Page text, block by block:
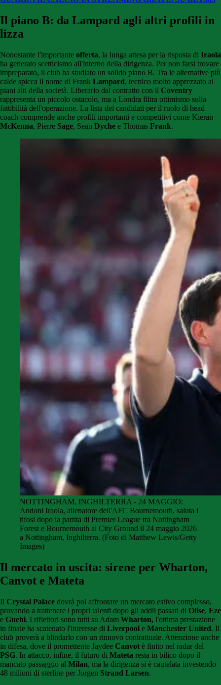
Il piano B: da Lampard agli altri profili in
lizza
Nonostante l'importante offerta, la lunga attesa per la risposta di Iraola
ha generato scetticismo all'interno della dirigenza. Per non farsi trovare
impreparato, il club ha studiato un solido piano B. Tra le alternative più
calde spicca il nome di Frank Lampard, tecnico molto apprezzato ai
piani alti della società. Liberarlo dal contratto con il Coventry
rappresenta un piccolo ostacolo, ma a Londra filtra ottimismo sulla
fattibilità dell'operazione. La lista dei candidati per il ruolo di head
coach comprende anche profili importanti e competitivi come Kieran
McKenna, Pierre Sage, Sean Dyche e Thomas Frank.
NOTTINGHAM, INGHILTERRA - 24 MAGGIO:
Andoni Iraola, allenatore dell'AFC Bournemouth, saluta i
tifosi dopo la partita di Premier League tra Nottingham
Forest e Bournemouth al City Ground il 24 maggio 2026
a Nottingham, Inghilterra. (Foto di Matthew Lewis/Getty
Images)
Il mercato in uscita: sirene per Wharton,
Canvot e Mateta
Il Crystal Palace dovrà poi affrontare un mercato estivo complesso,
provando a trattenere i propri talenti dopo gli addii passati di Olise, Eze
e Guehi. I riflettori sono tutti su Adam Wharton, l'ottima prestazione
in finale ha scatenato l'interesse di Liverpool e Manchester United. Il
club proverà a blindarlo con un rinnovo contrattuale. Attenzione anche
in difesa, dove il promettente Jaydee Canvot è finito nel radar del
PSG. In attacco, infine, il futuro di Mateta resta in bilico dopo il
mancato passaggio al Milan, ma la dirigenza si è cautelata investendo
48 milioni di sterline per Jorgen Strand Larsen.